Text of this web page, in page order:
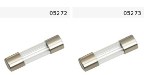
05272 05273